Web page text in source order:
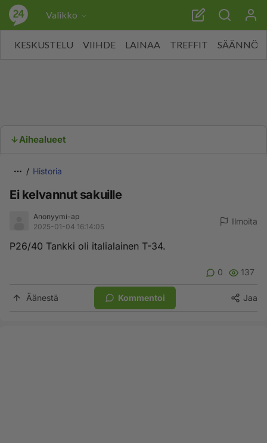
Valikko
KESKUSTELU VIIHDE LAINAA TREFFIT SÄÄNNÖT
Aihealueet
Historia
Ei kelvannut sakuille
Anonyymi-ap
2025-01-04 16:14:05
Ilmoita
P26/40 Tankki oli italialainen T-34.
0 137
Äänestä Kommentoi Jaa